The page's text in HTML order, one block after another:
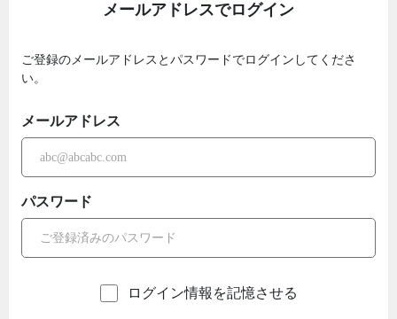
メールアドレスでログイン
ご登録のメールアドレスとパスワードでログインしてくださ
い。
メールアドレス
パスワード
ログイン情報を記憶させる